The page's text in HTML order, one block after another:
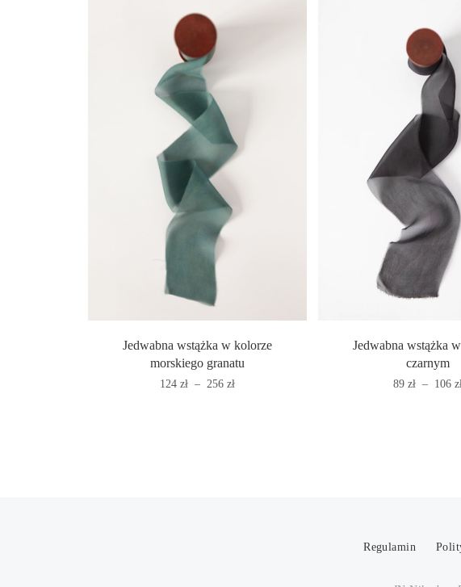
Jedwabna wstążka w kolorze
morskiego granatu
124 zł – 256 zł
Jedwabna wstążka
czarnym
89 zł – 106
Regulamin